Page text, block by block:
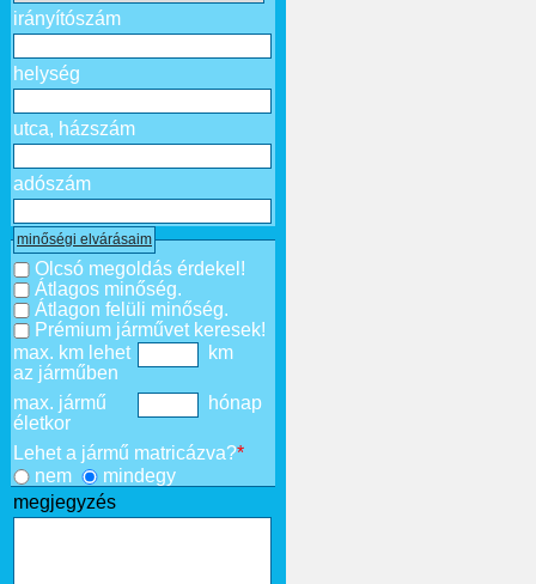
irányítószám
helység
utca, házszám
adószám
minőségi elvárásaim
Olcsó megoldás érdekel!
Átlagos minőség.
Átlagon felüli minőség.
Prémium járművet keresek!
max. km lehet
az járműben
km
max. jármű
életkor
hónap
Lehet a jármű matricázva?*
nem
mindegy
megjegyzés